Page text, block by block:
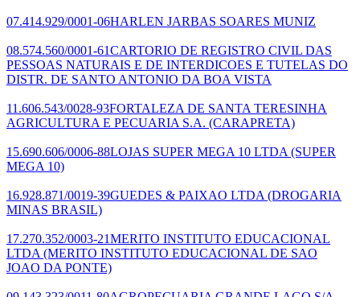
07.414.929/0001-06HARLEN JARBAS SOARES MUNIZ
08.574.560/0001-61CARTORIO DE REGISTRO CIVIL DAS
PESSOAS NATURAIS E DE INTERDICOES E TUTELAS DO
DISTR. DE SANTO ANTONIO DA BOA VISTA
11.606.543/0028-93FORTALEZA DE SANTA TERESINHA
AGRICULTURA E PECUARIA S.A. (CARAPRETA)
15.690.606/0006-88LOJAS SUPER MEGA 10 LTDA (SUPER
MEGA 10)
16.928.871/0019-39GUEDES & PAIXAO LTDA (DROGARIA
MINAS BRASIL)
17.270.352/0003-21MERITO INSTITUTO EDUCACIONAL
LTDA (MERITO INSTITUTO EDUCACIONAL DE SAO
JOAO DA PONTE)